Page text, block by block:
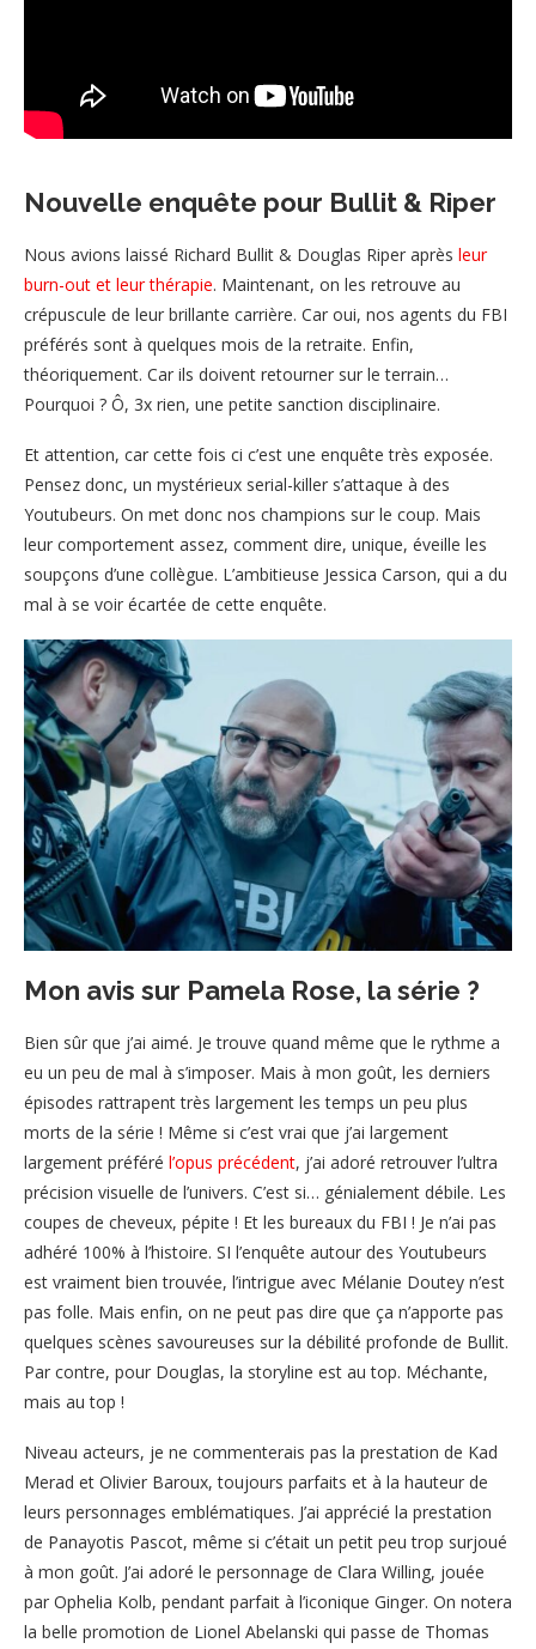
Nouvelle enquête pour Bullit & Riper
Nous avions laissé Richard Bullit & Douglas Riper après leur
burn-out et leur thérapie. Maintenant, on les retrouve au
crépuscule de leur brillante carrière. Car oui, nos agents du FBI
préférés sont à quelques mois de la retraite. Enfin,
théoriquement. Car ils doivent retourner sur le terrain…
Pourquoi ? Ô, 3x rien, une petite sanction disciplinaire.
Et attention, car cette fois ci c’est une enquête très exposée.
Pensez donc, un mystérieux serial-killer s’attaque à des
Youtubeurs. On met donc nos champions sur le coup. Mais
leur comportement assez, comment dire, unique, éveille les
soupçons d’une collègue. L’ambitieuse Jessica Carson, qui a du
mal à se voir écartée de cette enquête.
Mon avis sur Pamela Rose, la série ?
Bien sûr que j’ai aimé. Je trouve quand même que le rythme a
eu un peu de mal à s’imposer. Mais à mon goût, les derniers
épisodes rattrapent très largement les temps un peu plus
morts de la série ! Même si c’est vrai que j’ai largement
largement préféré l’opus précédent, j’ai adoré retrouver l’ultra
précision visuelle de l’univers. C’est si… génialement débile. Les
coupes de cheveux, pépite ! Et les bureaux du FBI ! Je n’ai pas
adhéré 100% à l’histoire. SI l’enquête autour des Youtubeurs
est vraiment bien trouvée, l’intrigue avec Mélanie Doutey n’est
pas folle. Mais enfin, on ne peut pas dire que ça n’apporte pas
quelques scènes savoureuses sur la débilité profonde de Bullit.
Par contre, pour Douglas, la storyline est au top. Méchante,
mais au top !
Niveau acteurs, je ne commenterais pas la prestation de Kad
Merad et Olivier Baroux, toujours parfaits et à la hauteur de
leurs personnages emblématiques. J’ai apprécié la prestation
de Panayotis Pascot, même si c’était un petit peu trop surjoué
à mon goût. J’ai adoré le personnage de Clara Willing, jouée
par Ophelia Kolb, pendant parfait à l’iconique Ginger. On notera
la belle promotion de Lionel Abelanski qui passe de Thomas